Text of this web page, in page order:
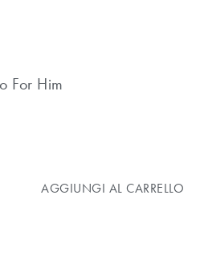
For Him
AGGIUNGI AL CARRELLO